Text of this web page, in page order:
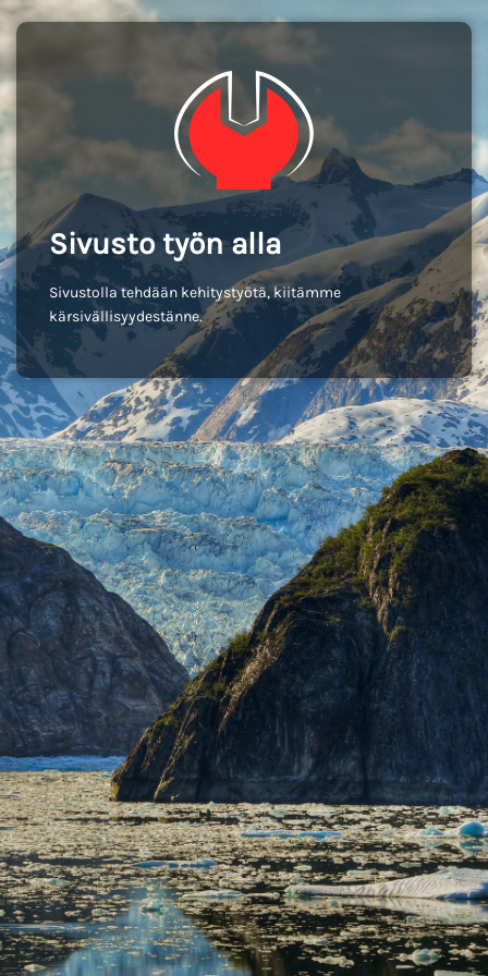
Sivusto työn alla
Sivustolla tehdään kehitystyötä, kiitämme
kärsivällisyydestänne.